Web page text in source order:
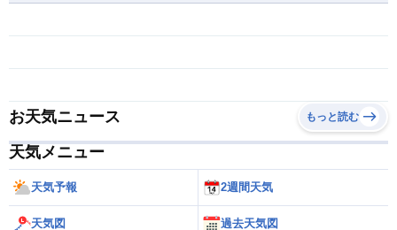
お天気ニュース もっと読む
天気メニュー
天気予報 2週間天気
天気図 過去天気図